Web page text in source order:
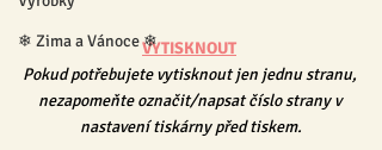
❄ Zima a Vánoce ❄VYTISKNOUT
Pokud potřebujete vytisknout jen jednu stranu,
nezapomeňte označit/napsat číslo strany v
nastavení tiskárny před tiskem.